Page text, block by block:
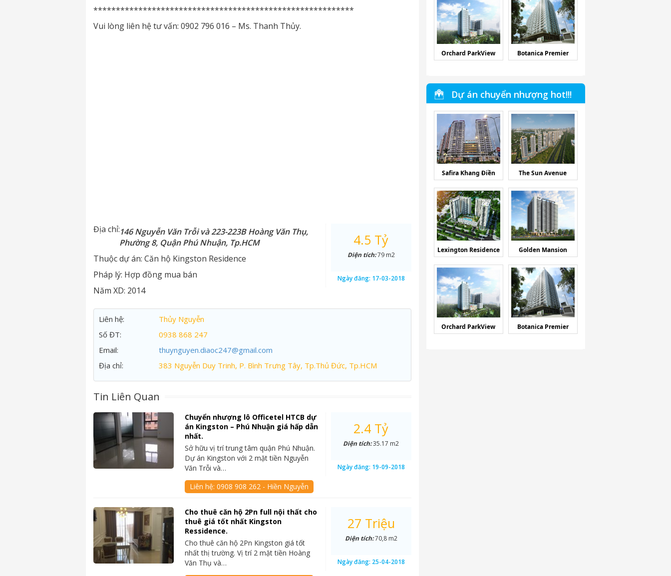
**********************************************************
Vui lòng liên hệ tư vấn: 0902 796 016 – Ms. Thanh Thủy.
Địa chỉ:146 Nguyễn Văn Trỗi và 223-223B Hoàng Văn Thụ,
Phường 8, Quận Phú Nhuận, Tp.HCM
Thuộc dự án: Căn hộ Kingston Residence
Pháp lý: Hợp đồng mua bán
Năm XD: 2014
4.5 Tỷ
Diện tích:79 m2
Ngày đăng: 17-03-2018
Liên hệ:
Thủy Nguyễn
Số ĐT:
0938 868 247
Email:
thuynguyen.diaoc247@gmail.com
Địa chỉ:
383 Nguyễn Duy Trinh, P. Bình Trưng Tây, Tp.Thủ Đức, Tp.HCM
Tin Liên Quan
Chuyển nhượng lô Officetel HTCB dự
án Kingston – Phú Nhuận giá hấp dẫn
nhất.
Sở hữu vị trí trung tâm quận Phú Nhuận.
Dự án Kingston với 2 mặt tiền Nguyễn
Văn Trỗi và…
Liên hệ:0908 908 262 - Hiền Nguyễn
2.4 Tỷ
Diện tích:35.17 m2
Ngày đăng: 19-09-2018
Cho thuê căn hộ 2Pn full nội thất cho
thuê giá tốt nhất Kingston
Ressidence.
Cho thuê căn hộ 2Pn Kingston giá tốt
nhất thị trường. Vị trí 2 mặt tiền Hoàng
Văn Thụ và…
27 Triệu
Diện tích:70,8 m2
Ngày đăng: 25-04-2018
Orchard ParkView Botanica Premier
Dự án chuyển nhượng hot!!!
Safira Khang Điền The Sun Avenue
Lexington Residence Golden Mansion
Orchard ParkView Botanica Premier